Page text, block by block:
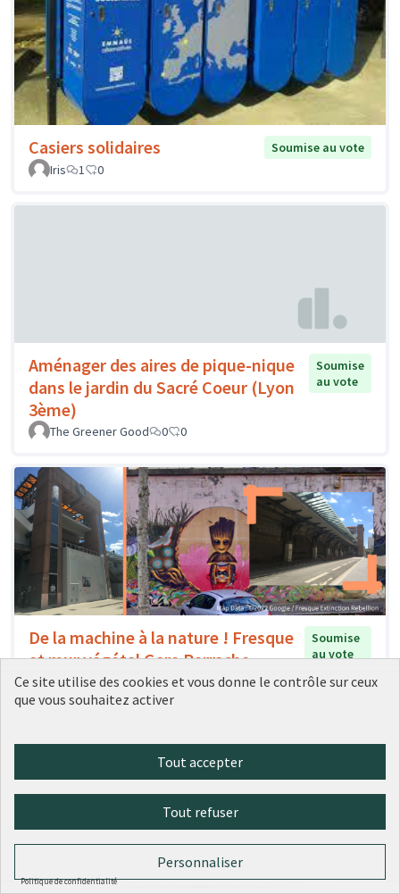
Casiers solidaires
Soumise au vote
Iris
1 0
Aménager des aires de pique-nique
dans le jardin du Sacré Coeur (Lyon
3ème)
Soumise
au vote
The Greener Good 0 0
De la machine à la nature ! Fresque
et mur végétal Gare Perrache
Soumise
au vote
Conseil de quartier Confluence Perrache
0 1
Ce site utilise des cookies et vous donne le contrôle sur ceux
que vous souhaitez activer
Tout accepter
Tout refuser
Personnaliser
Politique de confidentialité